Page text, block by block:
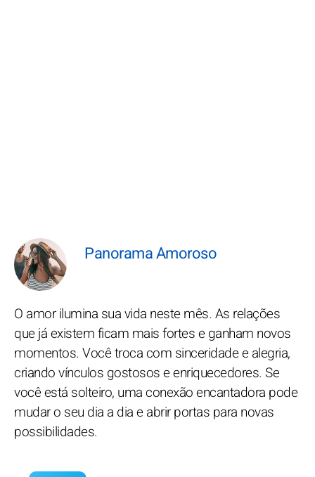
Panorama Amoroso
O amor ilumina sua vida neste mês. As relações
que já existem ficam mais fortes e ganham novos
momentos. Você troca com sinceridade e alegria,
criando vínculos gostosos e enriquecedores. Se
você está solteiro, uma conexão encantadora pode
mudar o seu dia a dia e abrir portas para novas
possibilidades.